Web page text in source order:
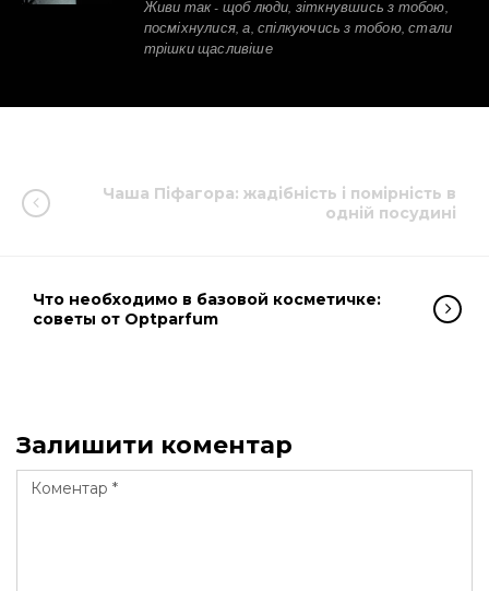
Живи так - щоб люди, зіткнувшись з тобою,
посміхнулися, а, спілкуючись з тобою, стали
трішки щасливіше
Чаша Піфагора: жадібність і помірність в
одній посудині
Что необходимо в базовой косметичке:
советы от Optparfum
Залишити коментар